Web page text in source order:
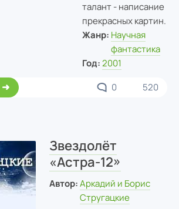
талант - написание
прекрасных картин.
Жанр: Научная
фантастика
Год: 2001
0 520
Звездолёт
«Астра-12»
Автор: Аркадий и Борис
Стругацкие